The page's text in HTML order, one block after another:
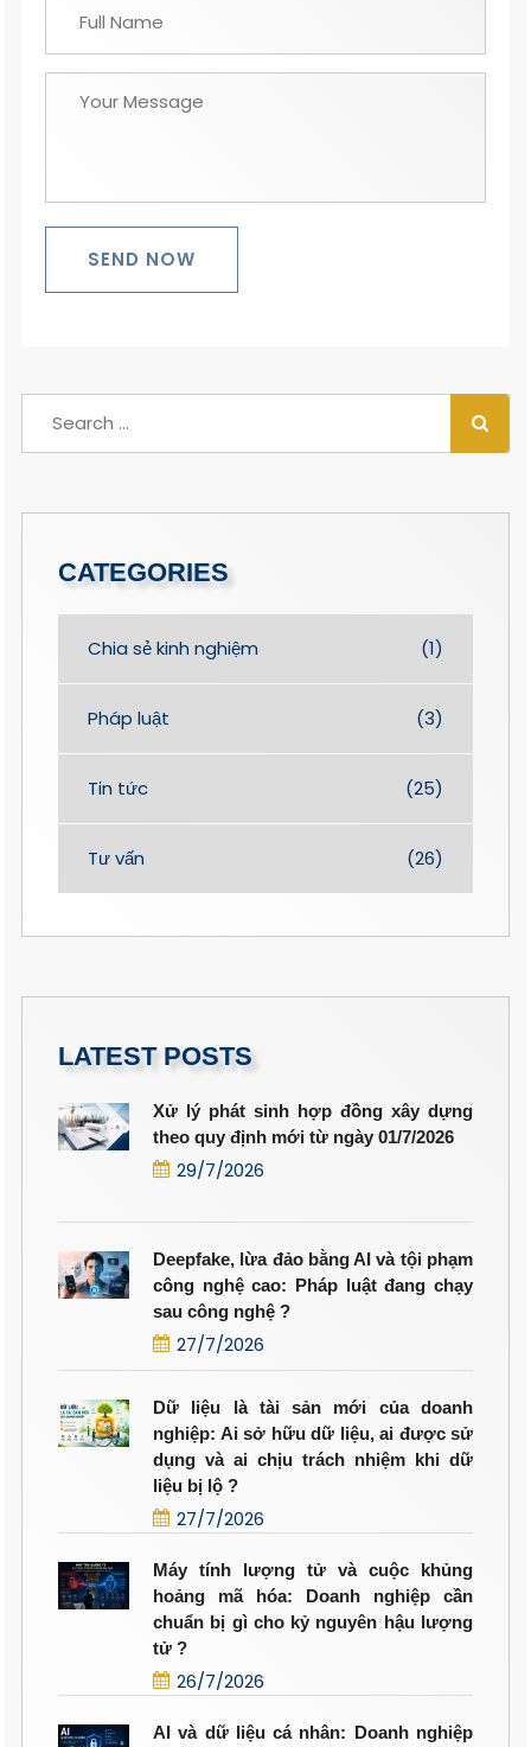
SEND NOW
CATEGORIES
Chia sẻ kinh nghiệm (1)
Pháp luật (3)
Tin tức (25)
Tư vấn (26)
LATEST POSTS
Xử lý phát sinh hợp đồng xây dựng
theo quy định mới từ ngày 01/7/2026
29/7/2026
Deepfake, lừa đảo bằng AI và tội phạm
công nghệ cao: Pháp luật đang chạy
sau công nghệ ?
27/7/2026
Dữ liệu là tài sản mới của doanh
nghiệp: Ai sở hữu dữ liệu, ai được sử
dụng và ai chịu trách nhiệm khi dữ
liệu bị lộ ?
27/7/2026
Máy tính lượng tử và cuộc khủng
hoảng mã hóa: Doanh nghiệp cần
chuẩn bị gì cho kỷ nguyên hậu lượng
tử ?
26/7/2026
AI và dữ liệu cá nhân: Doanh nghiệp